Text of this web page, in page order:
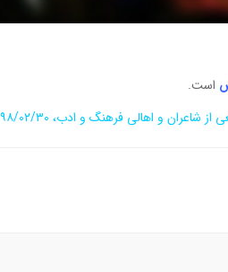
است.
شاعران و اهالی فرهنگ و ادب، ۱۳۹۸/۰۲/۳۰.